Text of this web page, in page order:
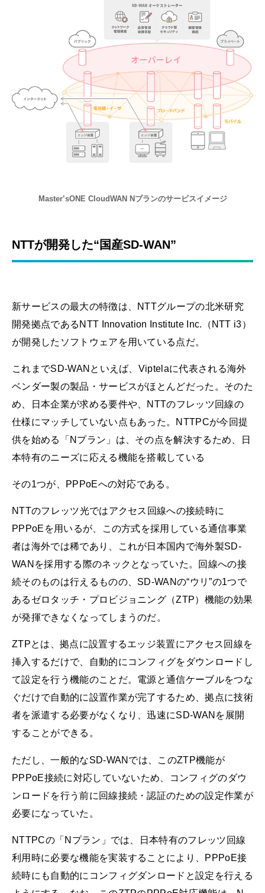
Master’sONE CloudWAN Nプランのサービスイメージ
NTTが開発した“国産SD-WAN”
新サービスの最大の特徴は、NTTグループの北米研究
開発拠点であるNTT Innovation Institute Inc.（NTT i3）
が開発したソフトウェアを用いている点だ。
これまでSD-WANといえば、Viptelaに代表される海外
ベンダー製の製品・サービスがほとんどだった。そのた
め、日本企業が求める要件や、NTTのフレッツ回線の
仕様にマッチしていない点もあった。NTTPCが今回提
供を始める「Nプラン」は、その点を解決するため、日
本特有のニーズに応える機能を搭載している
その1つが、PPPoEへの対応である。
NTTのフレッツ光ではアクセス回線への接続時に
PPPoEを用いるが、この方式を採用している通信事業
者は海外では稀であり、これが日本国内で海外製SD-
WANを採用する際のネックとなっていた。回線への接
続そのものは行えるものの、SD-WANの“ウリ”の1つで
あるゼロタッチ・プロビジョニング（ZTP）機能の効果
が発揮できなくなってしまうのだ。
ZTPとは、拠点に設置するエッジ装置にアクセス回線を
挿入するだけで、自動的にコンフィグをダウンロードし
て設定を行う機能のことだ。電源と通信ケーブルをつな
ぐだけで自動的に設置作業が完了するため、拠点に技術
者を派遣する必要がなくなり、迅速にSD-WANを展開
することができる。
ただし、一般的なSD-WANでは、このZTP機能が
PPPoE接続に対応していないため、コンフィグのダウ
ンロードを行う前に回線接続・認証のための設定作業が
必要になっていた。
NTTPCの「Nプラン」では、日本特有のフレッツ回線
利用時に必要な機能を実装することにより、PPPoE接
続時にも自動的にコンフィグダンロードと設定を行える